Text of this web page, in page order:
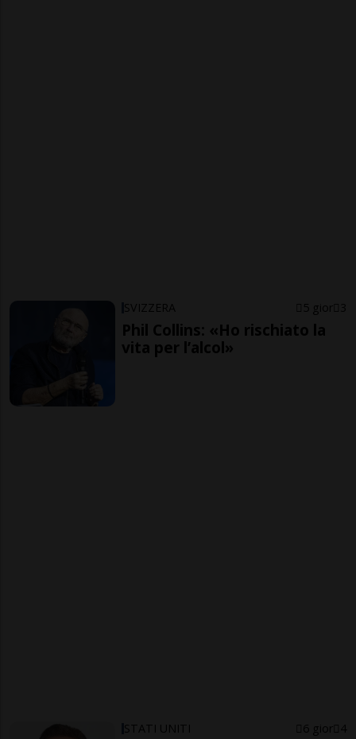
SVIZZERA 5 gior 3
Phil Collins: «Ho rischiato la
vita per l’alcol»
STATI UNITI 6 gior 4